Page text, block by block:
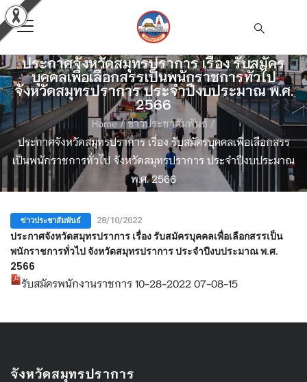
ประกาศจังหวัดสมุทรปราการ เรื่อง รับสมัคร
บุคคลเพื่อเลือกสรรเป็นพนักราชการทั่วไป
จังหวัดสมุทรปราการ ประจำปีงบประมาณ พ.ศ.
2566
Home/ ข่าวประชาสัมพันธ์/
ประกาศจังหวัดสมุทรปราการ เรื่อง รับสมัครบุคคลเพื่อเลือกสรร
เป็นพนักราชการทั่วไป จังหวัดสมุทรปราการ ประจำปีงบประมาณ
พ.ศ. 2566
ข่าวประชาสัมพันธ์ 28/10/2022
ประกาศจังหวัดสมุทรปราการ เรื่อง รับสมัครบุคคลเพื่อเลือกสรรเป็น
พนักราชการทั่วไป จังหวัดสมุทรปราการ ประจำปีงบประมาณ พ.ศ.
2566
รับสมัครพนักงานราชการ 10-28-2022 07-08-15
จังหวัดสมุทรปราการ